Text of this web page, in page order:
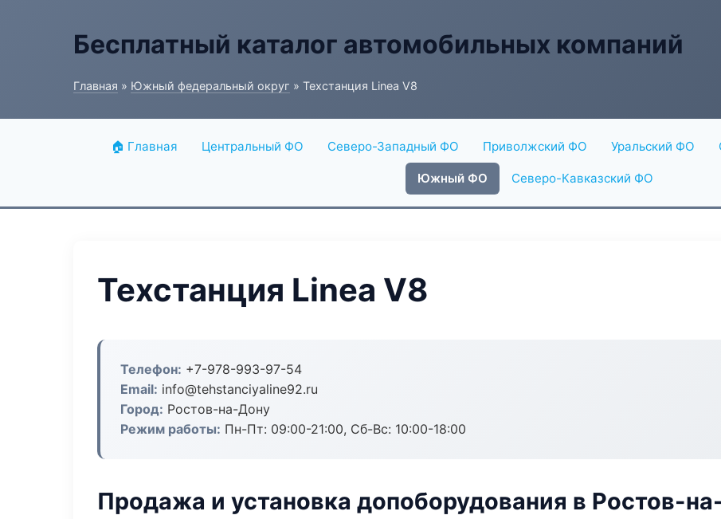
Бесплатный каталог автомобильных компаний
Главная » Южный федеральный округ » Техстанция Linea V8
🏠 Главная Центральный ФО Северо-Западный ФО Приволжский ФО Уральский ФО
Южный ФО Северо-Кавказский ФО
Техстанция Linea V8
Телефон: +7-978-993-97-54
Email: info@tehstanciyaline92.ru
Город: Ростов-на-Дону
Режим работы: Пн-Пт: 09:00-21:00, Сб-Вс: 10:00-18:00
Продажа и установка допоборудования в Ростов-